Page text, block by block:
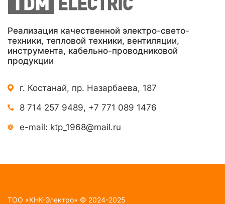
Реализация качественной электро-свето-
техники, тепловой техники, вентиляции,
инструмента, кабельно-проводниковой
продукции
г. Костанай, пр. Назарбаева, 187
8 714 257 9489, +7 771 089 1476
e-mail: ktp_1968@mail.ru
TOO «КНК-Электро» © 2024-2025